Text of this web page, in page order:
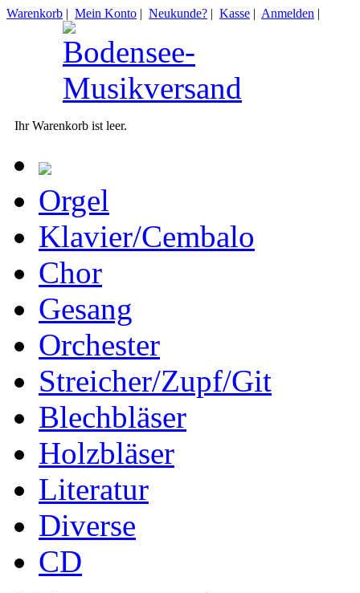
Warenkorb | Mein Konto | Neukunde? | Kasse | Anmelden |
Ihr Warenkorb ist leer.
Orgel
Klavier/Cembalo
Chor
Gesang
Orchester
Streicher/Zupf/Git
Blechbläser
Holzbläser
Literatur
Diverse
CD